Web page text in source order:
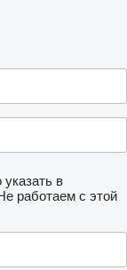
в
работаем с этой